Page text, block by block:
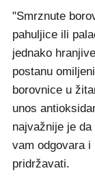
"Smrznute
pahuljice ili
jednako
postanu
borovnice u
unos
najvažnije je
vam odgovara i
pridržavati.